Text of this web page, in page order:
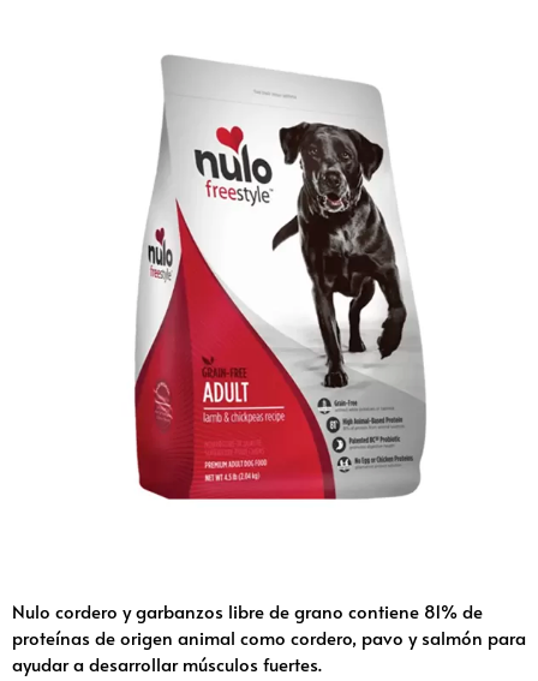
Nulo cordero y garbanzos libre de grano contiene 81% de
proteínas de origen animal como cordero, pavo y salmón para
ayudar a desarrollar músculos fuertes.